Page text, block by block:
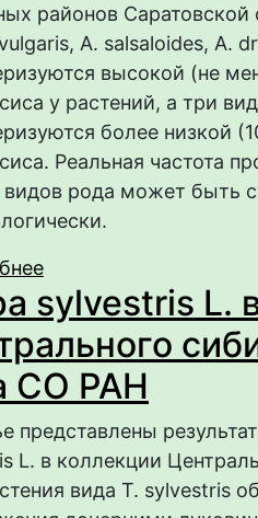
районов Саратовской
A. salsaloides, A.
высокой (не
у растений, а три
более низкой
Реальная частота
рода может быть
(ASTERACEAE)
sylvestris L.
СО РАН
представлены
L. в коллекции
вида T. sylvestris